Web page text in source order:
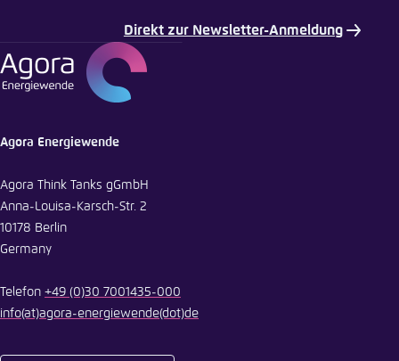
Direkt zur Newsletter-Anmeldung
Agora Energiewende
Agora Think Tanks gGmbH
Anna-Louisa-Karsch-Str. 2
10178 Berlin
Germany
Telefon +49 (0)30 7001435-000
info(at)agora-energiewende(dot)de